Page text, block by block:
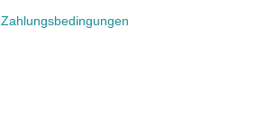
Zahlungsbedingungen